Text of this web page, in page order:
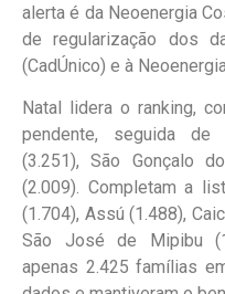
alerta é da Neoenergia
de regularização dos
(CadÚnico) e à
Natal lidera o ranking,
pendente, seguida de
(3.251), São Gonçalo
(2.009). Completam a
(1.704), Assú (1.488),
São José de Mipibu
apenas 2.425 famílias